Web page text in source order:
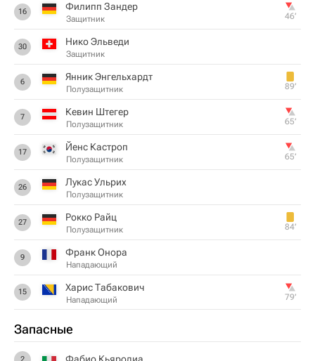
16 Филипп Зандер
Защитник 46‎’‎
30 Нико Эльведи
Защитник
6 Янник Энгельхардт
Полузащитник 89‎’‎
7 Кевин Штегер
Полузащитник 65‎’‎
17 Йенс Кастроп
Полузащитник 65‎’‎
26 Лукас Ульрих
Полузащитник
27 Рокко Райц
Полузащитник 84‎’‎
9 Франк Онора
Нападающий
15 Харис Табакович
Нападающий 79‎’‎
Запасные
2